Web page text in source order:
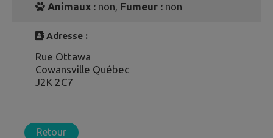
Animaux : non, Fumeur : non
Adresse :
Rue Ottawa
Cowansville Québec
J2K 2C7
Retour